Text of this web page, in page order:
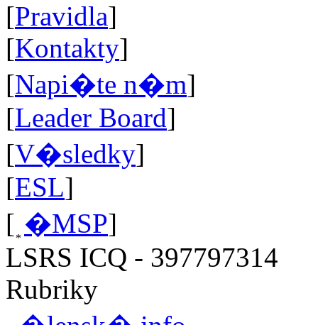
[Pravidla]
[Kontakty]
[Napi�te n�m]
[Leader Board]
[V�sledky]
[ESL]
[ �MSP]
LSRS ICQ - 397797314
Rubriky